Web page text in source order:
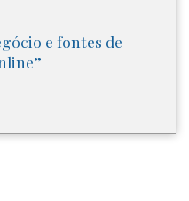
e fontes de